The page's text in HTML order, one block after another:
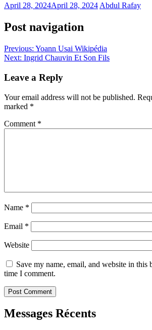
April 28, 2024April 28, 2024 Abdul Rafay
Post navigation
Previous: Yoann Usai Wikipédia
Next: Ingrid Chauvin Et Son Fils
Leave a Reply
Your email address will not be published.
marked *
Comment *
Name *
Email *
Website
Save my name, email, and website in this
time I comment.
Messages Récents